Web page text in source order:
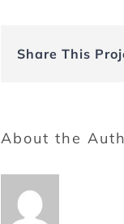
Share This
About the